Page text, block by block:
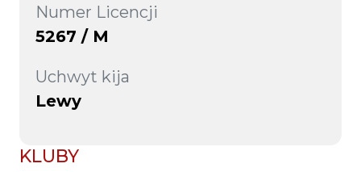
Numer Licencji
5267 / M
Uchwyt kija
Lewy
KLUBY